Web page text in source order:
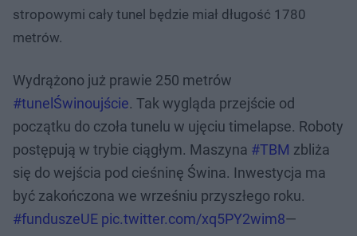
stropowymi cały tunel będzie miał długość 1780
metrów.
Wydrążono już prawie 250 metrów
#tunelŚwinoujście. Tak wygląda przejście od
początku do czoła tunelu w ujęciu timelapse. Roboty
postępują w trybie ciągłym. Maszyna #TBM zbliża
się do wejścia pod cieśninę Świna. Inwestycja ma
być zakończona we wrześniu przyszłego roku.
#funduszeUE pic.twitter.com/xq5PY2wim8—